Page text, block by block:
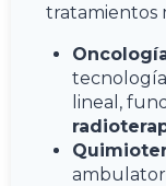
tratamientos
lineal,